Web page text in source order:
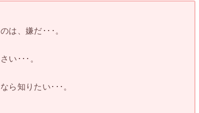
は、嫌だ･･･。
い･･･。
ら知りたい･･･。